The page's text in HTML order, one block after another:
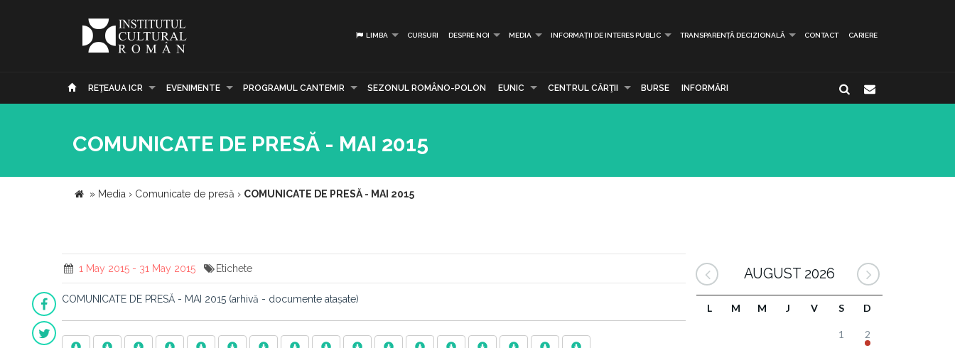
LIMBA CURSURI DESPRE NOI MEDIA INFORMAȚII DE INTERES PUBLIC TRANSPARENȚĂ DECIZIONALĂ CONTACT CARIERE
REŢEAUA ICR EVENIMENTE PROGRAMUL CANTEMIR SEZONUL ROMÂNO-POLON EUNIC CENTRUL CĂRŢII BURSE INFORMĂRI
COMUNICATE DE PRESĂ - MAI 2015
» Media › Comunicate de presă › COMUNICATE DE PRESĂ - MAI 2015
1 May 2015 - 31 May 2015 Etichete
COMUNICATE DE PRESĂ - MAI 2015 (arhivă - documente atașate)
AUGUST 2026
L M M J V S D
1 2